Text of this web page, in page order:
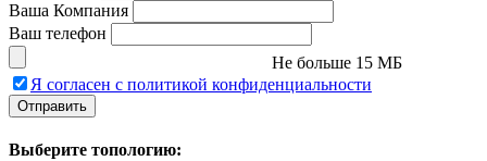
Ваша Компания
Ваш телефон
Не больше 15 МБ
Я согласен с политикой конфиденциальности
Отправить
Выберите топологию: